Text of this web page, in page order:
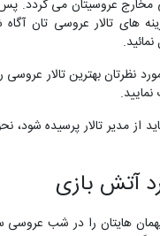
مخارج عروسیتان می گردد.
های تالار عروسی تان
نظرتان بهترین تالار عروسی
از مدیر تالار پرسیده شود،
آتش بازی
هایتان را در شب عروسی